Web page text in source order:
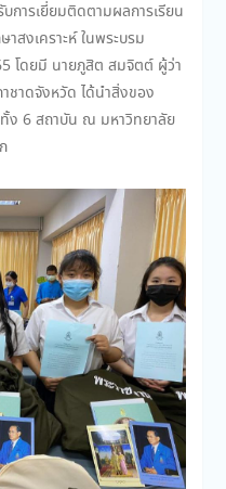
การเยี่ยมติดตามผลการเรียน
สงเคราะห์ ในพระบรม
โดยมี นายภูสิต สมจิตต์ ผู้ว่า
ชาดจังหวัด ได้นำสิ่งของ
ง 6 สถาบัน ณ มหาวิทยาลัย